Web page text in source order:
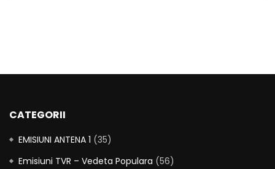
CATEGORII
EMISIUNI ANTENA 1 (35)
Emisiuni TVR – Vedeta Populara (56)